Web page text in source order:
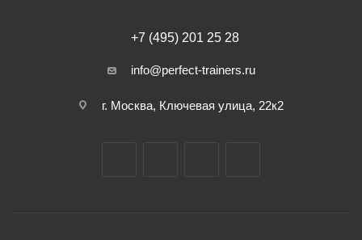
+7 (495) 201 25 28
info@perfect-trainers.ru
г. Москва, Ключевая улица, 22к2